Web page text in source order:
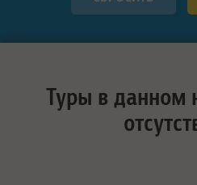
Туры в данном